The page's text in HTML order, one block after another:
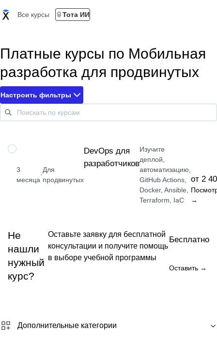
Все курсы Тота ИИ
Платные курсы по Мобильная
разработка для продвинутых
Настроить фильтры
ПРОФЕССИЯ
3
месяца
·
Для
продвинутых
DevOps для
разработчиков
Изучите
деплой,
автоматизацию,
GitHub Actions,
Docker, Ansible,
Terraform, IaC
от 2
→
Не
нашли
нужный
курс?
Оставьте заявку для бесплатной
консультации и получите помощь
в выборе учебной программы
Бесплатно
Оставить →
Дополнительные категории